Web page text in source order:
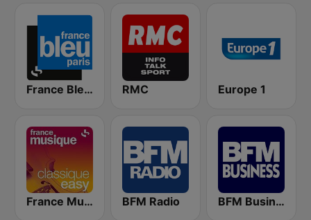
France Bleu Ile-de-France RMC Europe 1
France Musique Classique Easy BFM Radio BFM Business 100.8 FM